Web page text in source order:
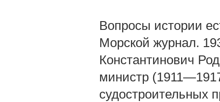
Вопросы истории
Морской журнал.
Константинович
министр
судостроительных